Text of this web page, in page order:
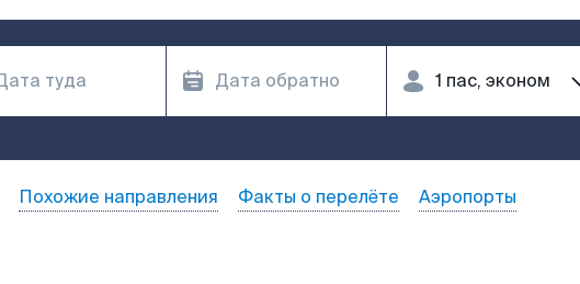
Похожие направления Факты о перелёте Аэропорты